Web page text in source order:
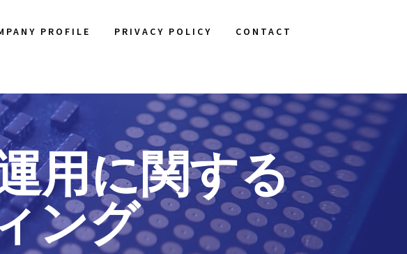
PROFILE PRIVACY POLICY CONTACT
用に関する
ング